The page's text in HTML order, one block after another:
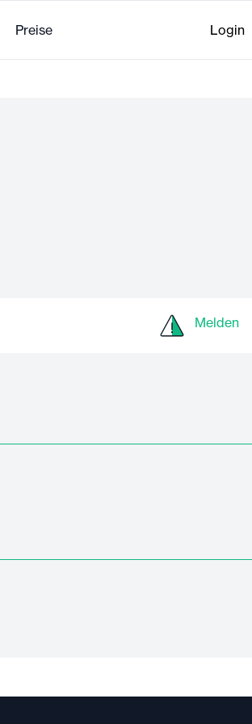
Preise Login
Melden